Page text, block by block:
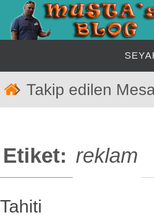
İçeriğe
geç
Takip edilen
Etiket: reklam
Tahiti